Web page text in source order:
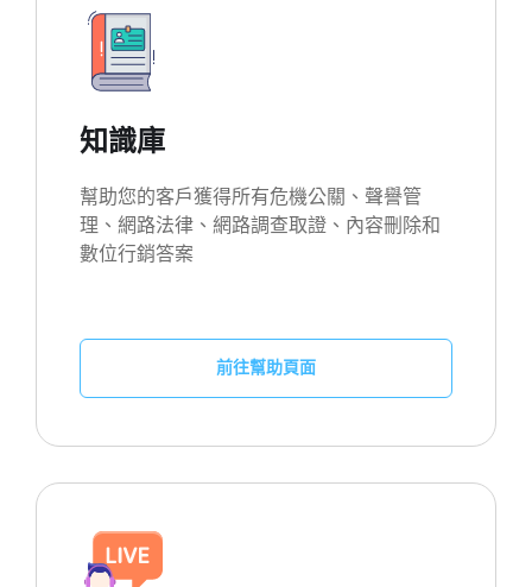
知識庫
幫助您的客戶獲得所有危機公關、聲譽管
理、網路法律、網路調查取證、內容刪除和
數位行銷答案
前往幫助頁面